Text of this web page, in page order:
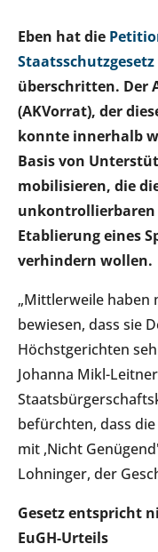
Eben hat die
Staatsschutzgesetz
überschritten. Der
(AKVorrat), der
konnte innerhalb
Basis von
mobilisieren, die
unkontrollierbaren
Etablierung eines
verhindern wollen.
„Mittlerweile haben
bewiesen, dass sie
Höchstgerichten
Johanna Mikl-
befürchten, dass
mit ,Nicht
Lohninger, der
Gesetz entspricht
EuGH-Urteils